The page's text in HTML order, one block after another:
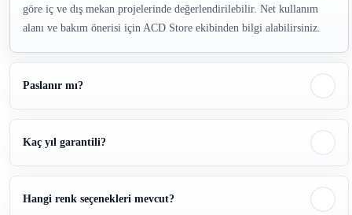
göre iç ve dış mekan projelerinde değerlendirilebilir. Net kullanım
alanı ve bakım önerisi için ACD Store ekibinden bilgi alabilirsiniz.
Paslanır mı?
Kaç yıl garantili?
Hangi renk seçenekleri mevcut?